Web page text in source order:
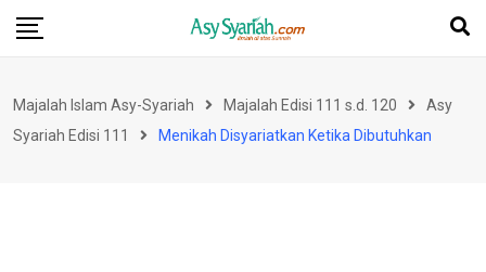
Skip
Majalah Islam Asy-Syariah Majalah Edisi 111 s.d. 120
Asy
Syariah Edisi 111
Menikah Disyariatkan Ketika Dibutuhkan